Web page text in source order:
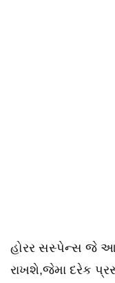
હોરર સસ્પેન્સ જે
રાખશે,જેમા દરેક